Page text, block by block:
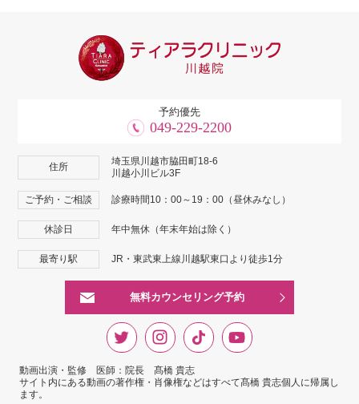
予約優先
049-229-2200
住所
埼玉県川越市脇田町18-6
川越小川ビル3F
ご予約・ご相談 診療時間10：00～19：00（昼休みなし）
休診日 年中無休（年末年始は除く）
最寄り駅 JR・東武東上線川越駅東口より徒歩1分
無料カウンセリング予約
動画出演・監修 医師：院長 髙橋 貴志
サイト内にある動画の著作権・肖像権などはすべて髙橋 貴志個人に帰属し
ます。